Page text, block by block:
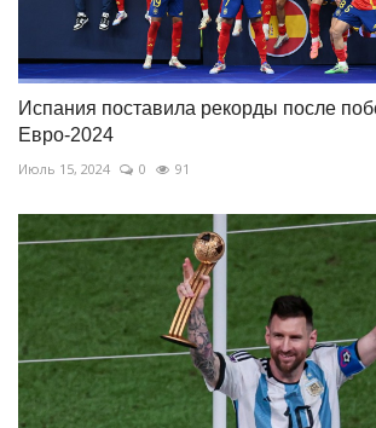
Испания поставила рекорды после
Евро-2024
Июль 15, 2024 0 91